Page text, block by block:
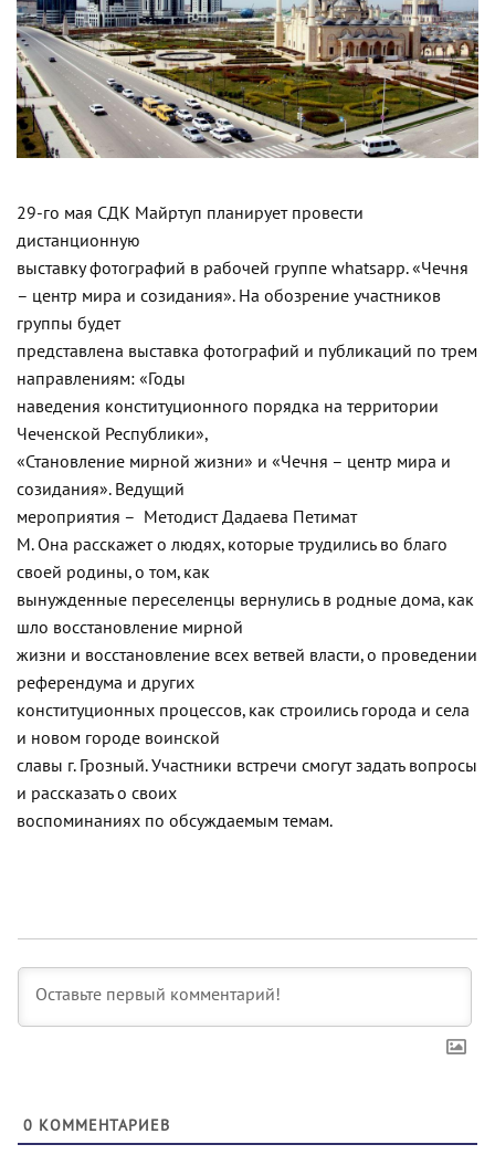
29-го мая СДК Майртуп планирует провести
дистанционную
выставку фотографий в рабочей группе whatsapp. «Чечня
– центр мира и созидания». На обозрение участников
группы будет
представлена выставка фотографий и публикаций по трем
направлениям: «Годы
наведения конституционного порядка на территории
Чеченской Республики»,
«Становление мирной жизни» и «Чечня – центр мира и
созидания». Ведущий
мероприятия – Методист Дадаева Петимат
М. Она расскажет о людях, которые трудились во благо
своей родины, о том, как
вынужденные переселенцы вернулись в родные дома, как
шло восстановление мирной
жизни и восстановление всех ветвей власти, о проведении
референдума и других
конституционных процессов, как строились города и села
и новом городе воинской
славы г. Грозный. Участники встречи смогут задать вопросы
и рассказать о своих
воспоминаниях по обсуждаемым темам.
0 КОММЕНТАРИЕВ